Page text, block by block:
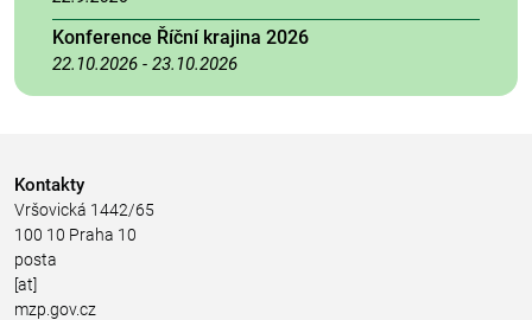
Konference Říční krajina 2026
22.10.2026 - 23.10.2026
Kontakty
Vršovická 1442/65
100 10 Praha 10
posta
[at]
mzp.gov.cz